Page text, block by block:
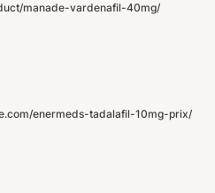
manade-vardenafil-40mg/
enermeds-tadalafil-10mg-prix/